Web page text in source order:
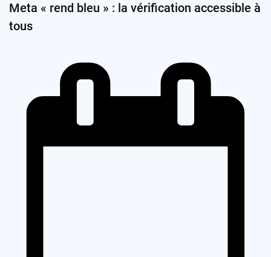
Meta « rend bleu » : la vérification accessible à
tous